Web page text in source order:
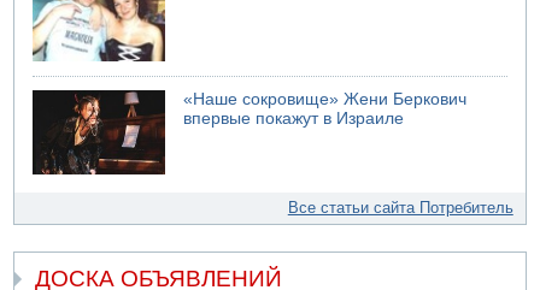
«Наше сокровище» Жени Беркович
впервые покажут в Израиле
Все статьи сайта Потребитель
ДОСКА ОБЪЯВЛЕНИЙ